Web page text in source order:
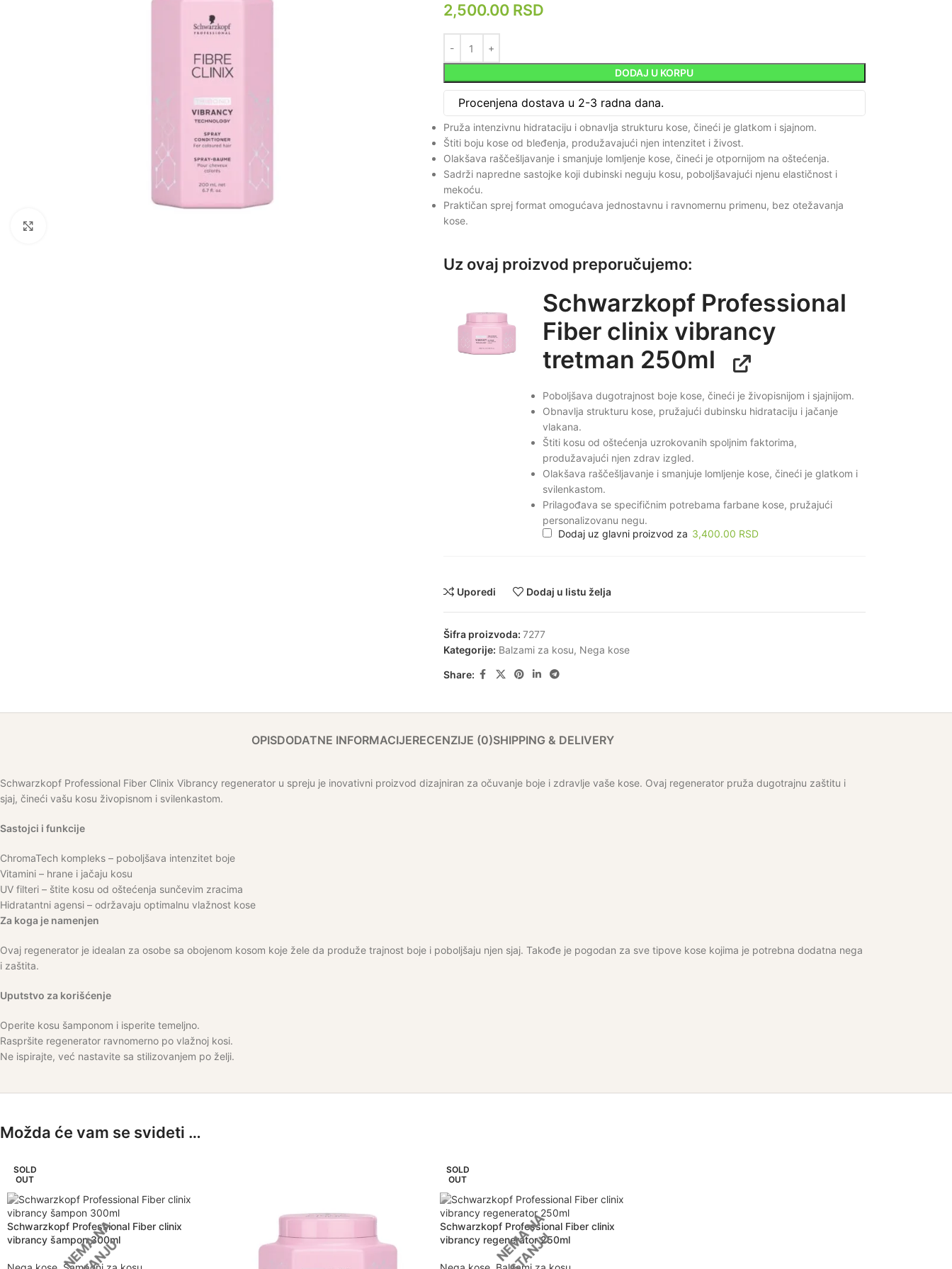
2,500.00 RSD
Uz ovaj proizvod preporučujemo:
Schwarzkopf Professional
Fiber clinix vibrancy
tretman 250ml
Poboljšava dugotrajnost boje kose, čineći je živopisnijom i sjajnijom.
Obnavlja strukturu kose, pružajući dubinsku hidrataciju i jačanje
vlakana.
Štiti kosu od oštećenja uzrokovanih spoljnim faktorima,
produžavajući njen zdrav izgled.
Olakšava raščešljavanje i smanjuje lomljenje kose, čineći je glatkom i
svilenkastom.
Prilagođava se specifičnim potrebama farbane kose, pružajući
personalizovanu negu.
Dodaj uz glavni proizvod za 3,400.00 RSD
DODAJ U KORPU
Procenjena dostava u 2-3 radna dana.
Pruža intenzivnu hidrataciju i obnavlja strukturu kose, čineći je glatkom i sjajnom.
Štiti boju kose od bleđenja, produžavajući njen intenzitet i živost.
Olakšava raščešljavanje i smanjuje lomljenje kose, čineći je otpornijom na oštećenja.
Sadrži napredne sastojke koji dubinski neguju kosu, poboljšavajući njenu elastičnost i
mekoću.
Praktičan sprej format omogućava jednostavnu i ravnomernu primenu, bez otežavanja
kose.
Uporedi Dodaj u listu želja
Šifra proizvoda: 7277
Kategorije: Balzami za kosu, Nega kose
Share:
OPISDODATNE INFORMACIJERECENZIJE (0)SHIPPING & DELIVERY
Schwarzkopf Professional Fiber Clinix Vibrancy regenerator u spreju je inovativni proizvod dizajniran za očuvanje boje i zdravlje vaše kose. Ovaj regenerator pruža dugotrajnu zaštitu i
sjaj, čineći vašu kosu živopisnom i svilenkastom.
Sastojci i funkcije
ChromaTech kompleks – poboljšava intenzitet boje
Vitamini – hrane i jačaju kosu
UV filteri – štite kosu od oštećenja sunčevim zracima
Hidratantni agensi – održavaju optimalnu vlažnost kose
Za koga je namenjen
Ovaj regenerator je idealan za osobe sa obojenom kosom koje žele da produže trajnost boje i poboljšaju njen sjaj. Takođe je pogodan za sve tipove kose kojima je potrebna dodatna nega
i zaštita.
Uputstvo za korišćenje
Operite kosu šamponom i isperite temeljno.
Raspršite regenerator ravnomerno po vlažnoj kosi.
Ne ispirajte, već nastavite sa stilizovanjem po želji.
Možda će vam se svideti …
SOLD
OUT
Schwarzkopf Professional Fiber clinix
vibrancy šampon 300ml
SOLD
OUT
Schwarzkopf Professional Fiber clinix
vibrancy regenerator 250ml